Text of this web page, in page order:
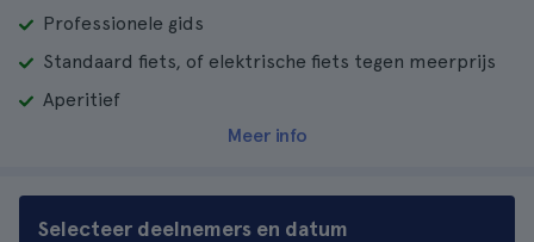
Professionele gids
Standaard fiets, of elektrische fiets tegen meerprijs
Aperitief
Meer info
Selecteer deelnemers en datum